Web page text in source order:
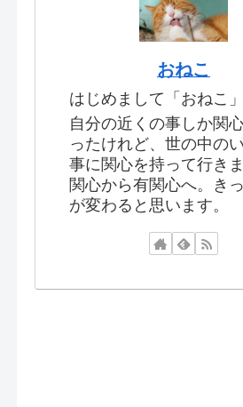
おねこ
はじめまして「おねこ」
自分の近くの事しか関
ったけれど、世の中の
事に関心を持って行き
関心から有関心へ。き
が変わると思います。